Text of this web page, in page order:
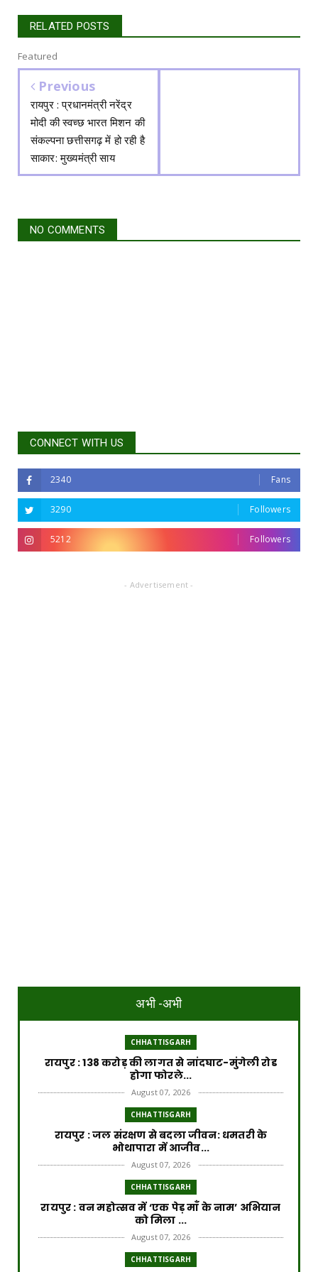
RELATED POSTS
Featured
Previous
रायपुर : प्रधानमंत्री नरेंद्र
मोदी की स्वच्छ भारत मिशन की
संकल्पना छत्तीसगढ़ में हो रही है
साकार: मुख्यमंत्री साय
NO COMMENTS
CONNECT WITH US
2340 Fans
3290 Followers
5212 Followers
- Advertisement -
अभी -अभी
CHHATTISGARH
रायपुर : 138 करोड़ की लागत से नांदघाट-मुंगेली रोड
होगा फोरले...
August 07, 2026
CHHATTISGARH
रायपुर : जल संरक्षण से बदला जीवन: धमतरी के
भोथापारा में आजीव...
August 07, 2026
CHHATTISGARH
रायपुर : वन महोत्सव में ‘एक पेड़ माँ के नाम’ अभियान
को मिला ...
August 07, 2026
CHHATTISGARH